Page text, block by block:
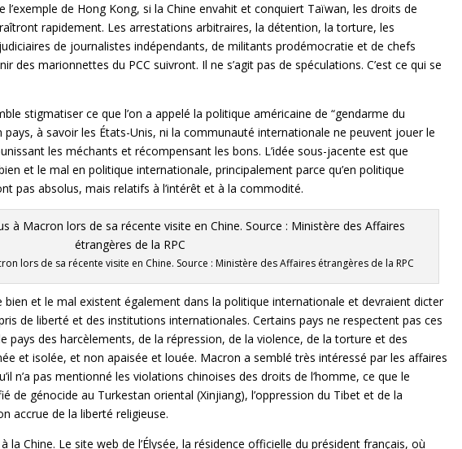
l’exemple de Hong Kong, si la Chine envahit et conquiert Taïwan, les droits de
rapidement. Les arrestations arbitraires, la détention, la torture, les
de journalistes indépendants, de militants prodémocratie et de chefs
des marionnettes du PCC suivront. Il ne s’agit pas de spéculations. C’est ce qui se
stigmatiser ce que l’on a appelé la politique américaine de “gendarme du
pays, à savoir les États-Unis, ni la communauté internationale ne peuvent jouer le
les méchants et récompensant les bons. L’idée sous-jacente est que
et le mal en politique internationale, principalement parce qu’en politique
pas absolus, mais relatifs à l’intérêt et à la commodité.
lors de sa récente visite en Chine. Source : Ministère des Affaires étrangères de la RPC
et le mal existent également dans la politique internationale et devraient dicter
de liberté et des institutions internationales. Certains pays ne respectent pas ces
le pays des harcèlements, de la répression, de la violence, de la torture et des
et isolée, et non apaisée et louée. Macron a semblé très intéressé par les affaires
n’a pas mentionné les violations chinoises des droits de l’homme, ce que le
de génocide au Turkestan oriental (Xinjiang), l’oppression du Tibet et de la
accrue de la liberté religieuse.
la Chine. Le site web de l’Élysée, la résidence officielle du président français, où